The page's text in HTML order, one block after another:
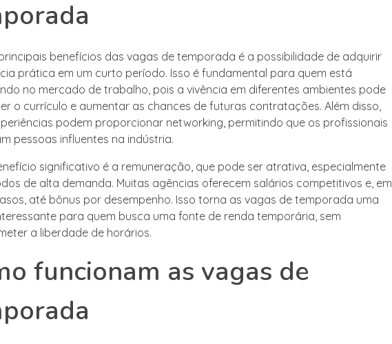
benefícios das vagas de temporada é a possibilidade de adquirir
prática em um curto período. Isso é fundamental para quem está
no mercado de trabalho, pois a vivência em diferentes ambientes pode
o currículo e aumentar as chances de futuras contratações. Além disso,
podem proporcionar networking, permitindo que os profissionais
pessoas influentes na indústria.
significativo é a remuneração, que pode ser atrativa, especialmente
de alta demanda. Muitas agências oferecem salários competitivos e, em
até bônus por desempenho. Isso torna as vagas de temporada uma
para quem busca uma fonte de renda temporária, sem
a liberdade de horários.
funcionam as vagas de